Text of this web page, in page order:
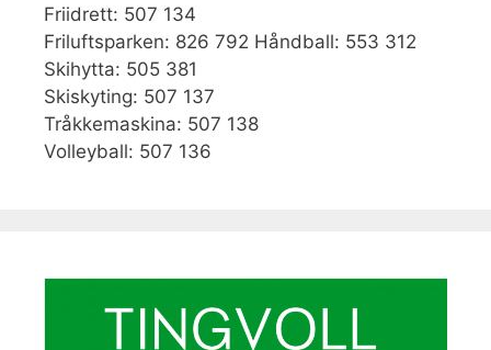
Friidrett: 507 134
Friluftsparken: 826 792 Håndball: 553 312
Skihytta: 505 381
Skiskyting: 507 137
Tråkkemaskina: 507 138
Volleyball: 507 136